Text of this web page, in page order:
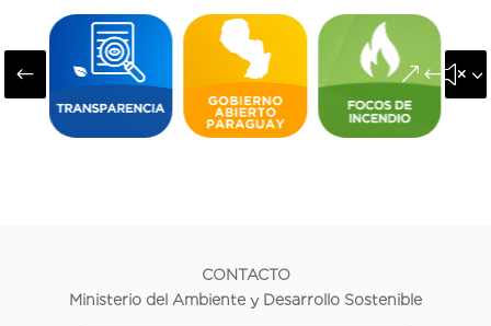
#
CONTACTO
Ministerio del Ambiente y Desarrollo Sostenible